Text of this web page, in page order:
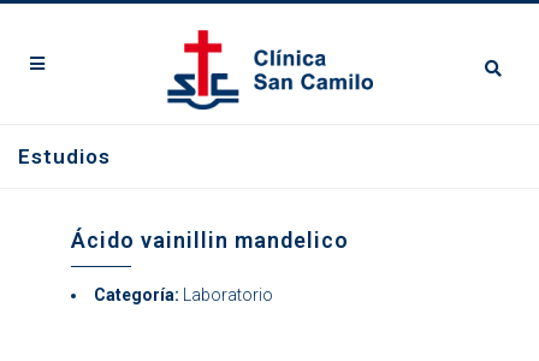
Estudios
Ácido vainillin mandelico
Categoría: Laboratorio